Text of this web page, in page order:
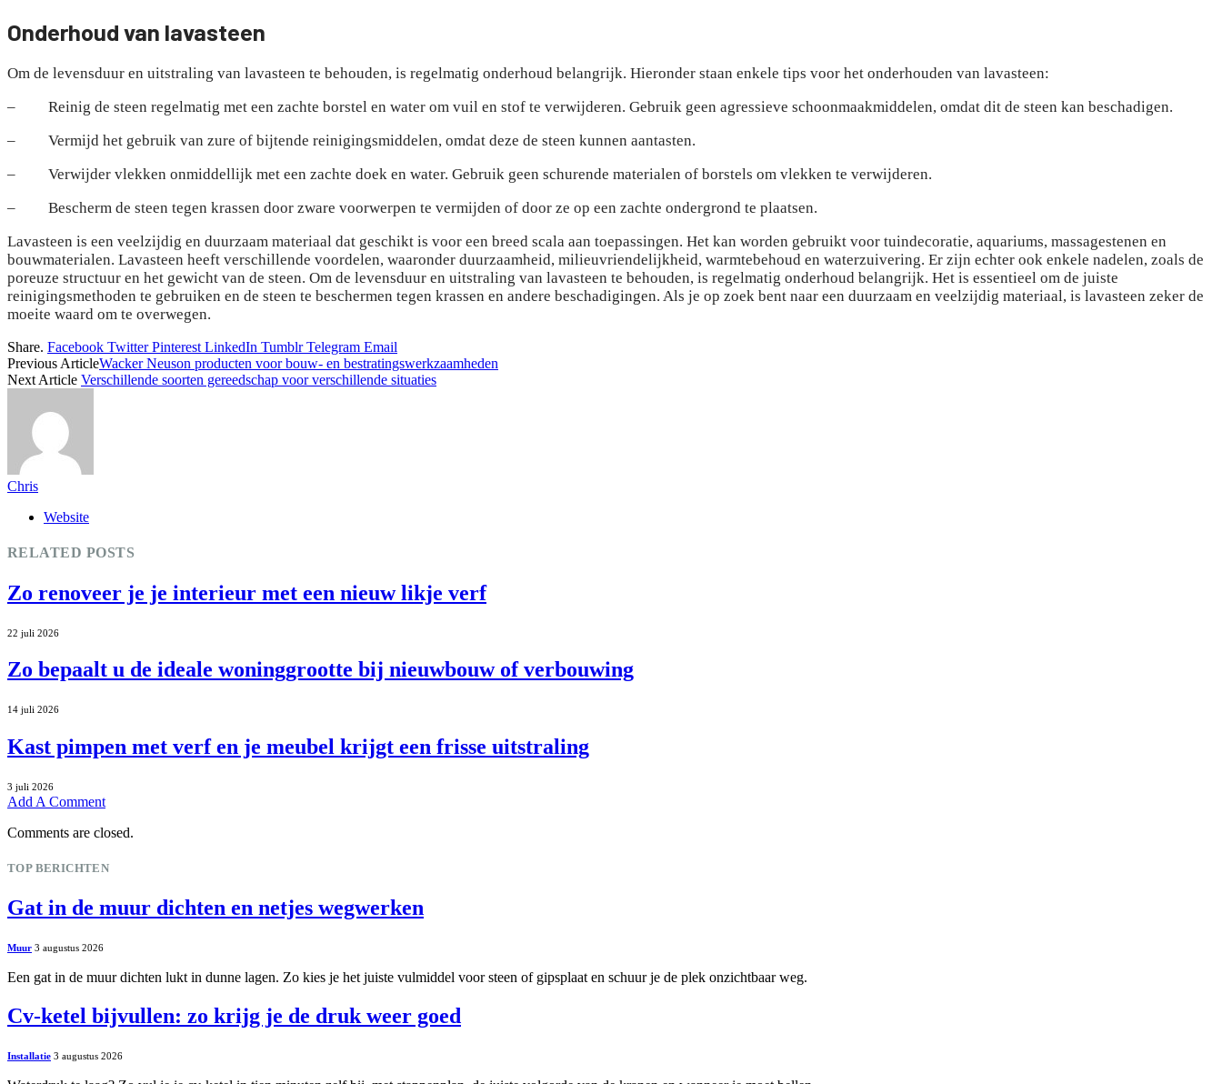
Onderhoud van lavasteen
Om de levensduur en uitstraling van lavasteen te behouden, is regelmatig onderhoud belangrijk. Hieronder staan enkele tips voor het onderhouden van lavasteen:
– Reinig de steen regelmatig met een zachte borstel en water om vuil en stof te verwijderen. Gebruik geen agressieve schoonmaakmiddelen, omdat dit de steen kan beschadigen.
– Vermijd het gebruik van zure of bijtende reinigingsmiddelen, omdat deze de steen kunnen aantasten.
– Verwijder vlekken onmiddellijk met een zachte doek en water. Gebruik geen schurende materialen of borstels om vlekken te verwijderen.
– Bescherm de steen tegen krassen door zware voorwerpen te vermijden of door ze op een zachte ondergrond te plaatsen.
Lavasteen is een veelzijdig en duurzaam materiaal dat geschikt is voor een breed scala aan toepassingen. Het kan worden gebruikt voor tuindecoratie, aquariums, massagestenen en
bouwmaterialen. Lavasteen heeft verschillende voordelen, waaronder duurzaamheid, milieuvriendelijkheid, warmtebehoud en waterzuivering. Er zijn echter ook enkele nadelen, zoals de
poreuze structuur en het gewicht van de steen. Om de levensduur en uitstraling van lavasteen te behouden, is regelmatig onderhoud belangrijk. Het is essentieel om de juiste
reinigingsmethoden te gebruiken en de steen te beschermen tegen krassen en andere beschadigingen. Als je op zoek bent naar een duurzaam en veelzijdig materiaal, is lavasteen zeker de
moeite waard om te overwegen.
Share. Facebook Twitter Pinterest LinkedIn Tumblr Telegram Email
Previous ArticleWacker Neuson producten voor bouw- en bestratingswerkzaamheden
Next Article Verschillende soorten gereedschap voor verschillende situaties
Chris
Website
RELATED POSTS
Zo renoveer je je interieur met een nieuw likje verf
22 juli 2026
Zo bepaalt u de ideale woninggrootte bij nieuwbouw of verbouwing
14 juli 2026
Kast pimpen met verf en je meubel krijgt een frisse uitstraling
3 juli 2026
Add A Comment
Comments are closed.
TOP BERICHTEN
Gat in de muur dichten en netjes wegwerken
Muur 3 augustus 2026
Een gat in de muur dichten lukt in dunne lagen. Zo kies je het juiste vulmiddel voor steen of gipsplaat en schuur je de plek onzichtbaar weg.
Cv-ketel bijvullen: zo krijg je de druk weer goed
Installatie 3 augustus 2026